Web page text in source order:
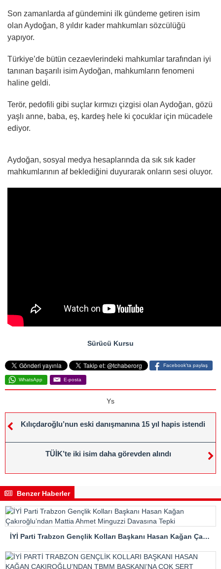
Son zamanlarda af gündemini ilk gündeme getiren isim
olan Aydoğan, 8 yıldır kader mahkumları sözcülüğü
yapıyor.
Türkiye’de bütün cezaevlerindeki mahkumlar tarafından iyi
tanınan başarılı isim Aydoğan, mahkumların fenomeni
haline geldi.
Terör, pedofili gibi suçlar kırmızı çizgisi olan Aydoğan, gözü
yaşlı anne, baba, eş, kardeş hele ki çocuklar için mücadele
ediyor.
Aydoğan, sosyal medya hesaplarında da sık sık kader
mahkumlarının af beklediğini duyurarak onların sesi oluyor.
Sürücü Kursu
Facebook'ta paylaş
WhatsApp E-posta
Ys
Kılıçdaroğlu’nun eski danışmanına 15 yıl hapis istendi
TÜİK’te iki isim daha görevden alındı
Benzer Haberler
İYİ Parti Trabzon Gençlik Kolları Başkanı Hasan Kağan Çakıroğlu’ndan Mattia Ahmet Minguzzi Davasına Tepki